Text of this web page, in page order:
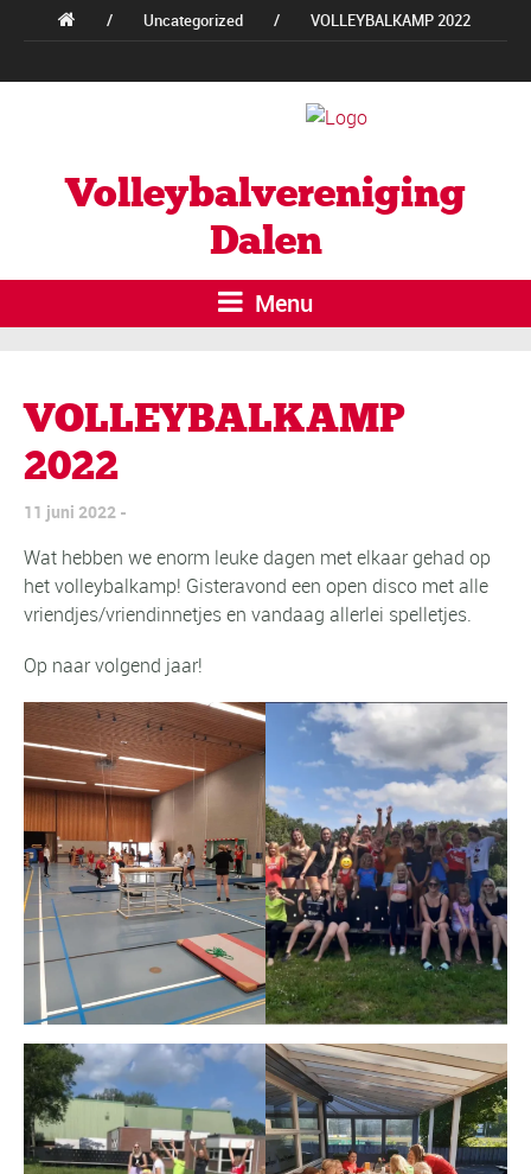
/ Uncategorized / VOLLEYBALKAMP 2022
Volleybalvereniging
Dalen
Menu
VOLLEYBALKAMP
2022
11 juni 2022
Wat hebben we enorm leuke dagen met elkaar gehad op
het volleybalkamp! Gisteravond een open disco met alle
vriendjes/vriendinnetjes en vandaag allerlei spelletjes.
Op naar volgend jaar!